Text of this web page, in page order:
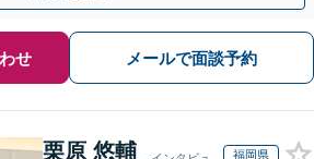
せ メールで面談予約
栗原 悠輔 福岡県